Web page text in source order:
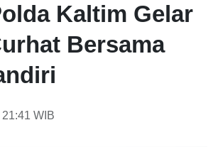
Kaltim Gelar
Bersama
WIB